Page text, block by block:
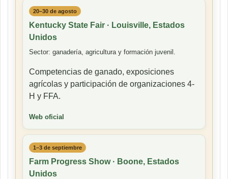
20–30 de agosto
Kentucky State Fair · Louisville, Estados
Unidos
Sector: ganadería, agricultura y formación juvenil.
Competencias de ganado, exposiciones
agrícolas y participación de organizaciones 4-
H y FFA.
Web oficial
1–3 de septiembre
Farm Progress Show · Boone, Estados
Unidos